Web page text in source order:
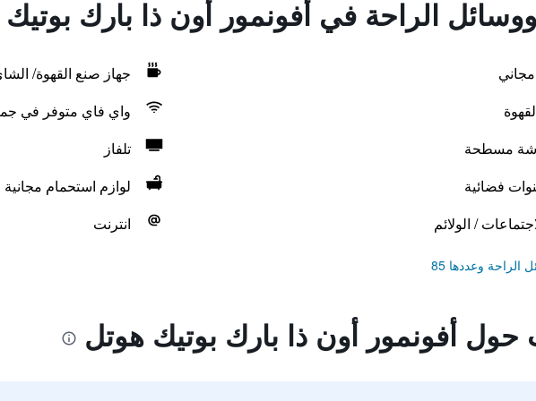
ووسائل الراحة في أفونمور أون ذا بارك
جهاز صنع القهوة/
واي فاي متوفر في
مسطحة
تلفاز
فضائية
لوازم استحمام مجانية
/ الولائم
انترنت
وعددها 85
حول أفونمور أون ذا بارك بوتيك هوتل